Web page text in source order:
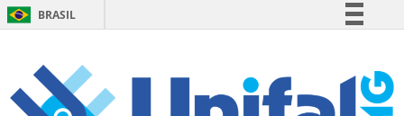
BRASIL
Participe